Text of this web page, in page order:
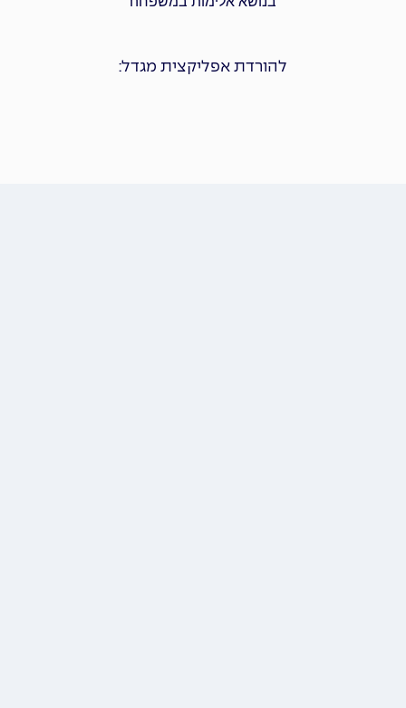
להורדת אפליקצית מגדל: